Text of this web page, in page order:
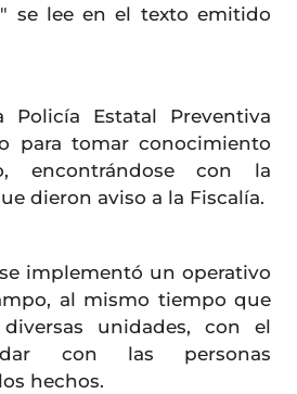
se lee en el texto emitido
Policía Estatal Preventiva
para tomar conocimiento
encontrándose con la
dieron aviso a la Fiscalía.
implementó un operativo
al mismo tiempo que
unidades, con el
con las personas
hechos.